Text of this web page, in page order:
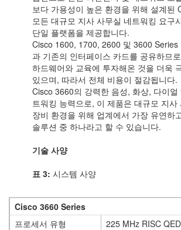
보다 가용성이 높은 환경을 위해 설계된
모든 대규모 지사 사무실 네트워킹 요구
단일 플랫폼을 제공합니다.
Cisco 1600, 1700, 2600 및 3600 Series
과 기존의 인터페이스 카드를 공유하므
하드웨어와 교육에 투자해온 것을 더욱
있으며, 따라서 전체 비용이 절감됩니다.
Cisco 3660의 강력한 음성, 화상, 다이얼
트워킹 능력으로, 이 제품은 대규모 지사
장비 환경을 위해 업계에서 가장 유연하
솔루션 중 하나라고 할 수 있습니다.
기술 사양
표 3: 시스템 사양
Cisco 3660 Series
프로세서 유형
225 MHz RISC